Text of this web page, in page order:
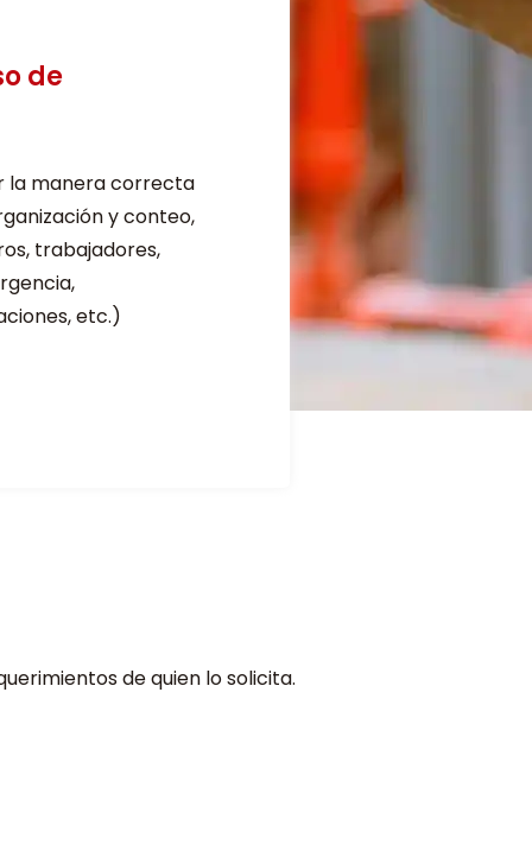
de
la manera correcta
y conteo,
trabajadores,
etc.)
de quien lo solicita.